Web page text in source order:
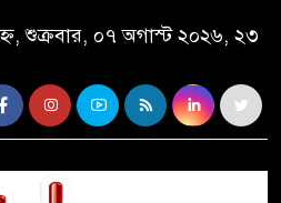
শুক্রবার, ০৭ অগাস্ট ২০২৬, ২৩